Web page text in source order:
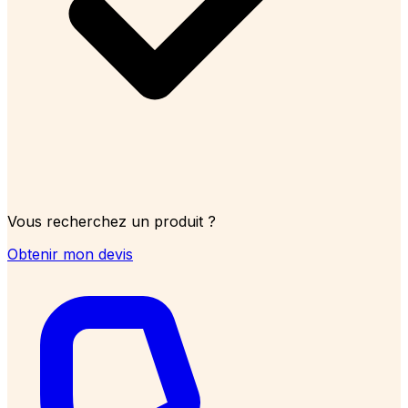
Vous recherchez un produit ?
Obtenir mon devis